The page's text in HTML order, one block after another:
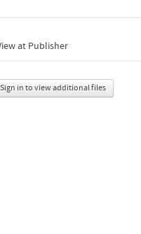
at Publisher
in to view additional files